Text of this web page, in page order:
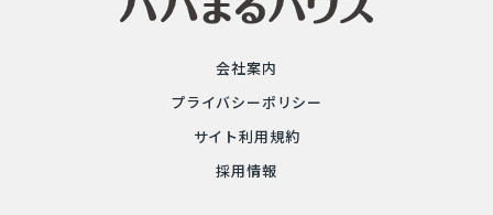
会社案内
プライバシーポリシー
サイト利用規約
採用情報